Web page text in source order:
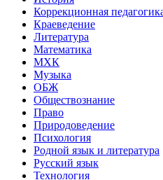
Коррекционная
Краеведение
Литература
Математика
МХК
Музыка
ОБЖ
Обществознание
Право
Природоведение
Психология
Родной язык и литература
Русский язык
Технология